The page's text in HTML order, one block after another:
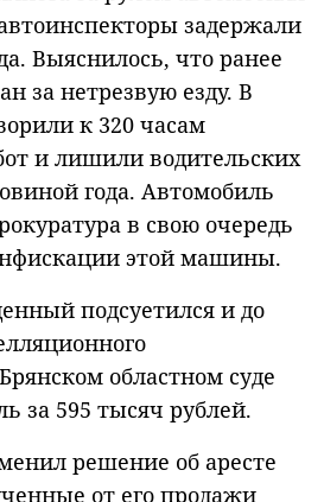
задержали
Выяснилось, что ранее
за нетрезвую езду. В
к 320 часам
и лишили водительских
года. Автомобиль
в свою очередь
этой машины.
подсуетился и до
областном суде
за 595 тысяч рублей.
решение об аресте
от его продажи